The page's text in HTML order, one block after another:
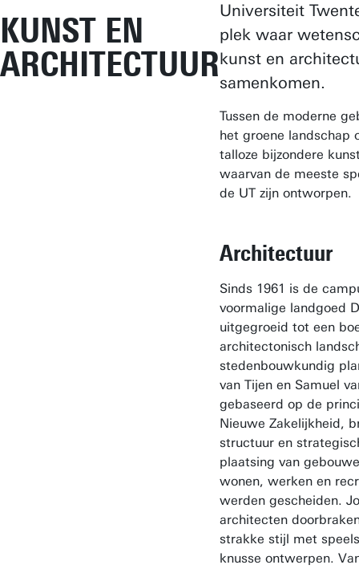
KUNST EN
ARCHITECTUUR
Universiteit
plek waar
kunst en
samenkomen.
Tussen de moderne
het groene landschap
talloze bijzondere
waarvan de meeste
de UT zijn ontworpen.
Architectuur
Sinds 1961 is de
voormalige landgoed
uitgegroeid tot een
architectonisch
stedenbouwkundig
van Tijen en Samuel
gebaseerd op de
Nieuwe Zakelijkheid,
structuur en
plaatsing van
wonen, werken en
werden gescheiden.
architecten
strakke stijl met
knusse ontwerpen.